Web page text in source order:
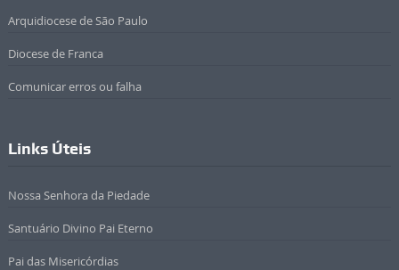
Arquidiocese de São Paulo
Diocese de Franca
Comunicar erros ou falha
Links Úteis
Nossa Senhora da Piedade
Santuário Divino Pai Eterno
Pai das Misericórdias